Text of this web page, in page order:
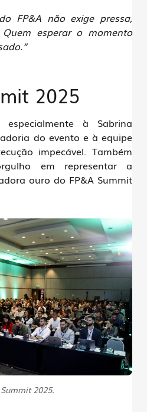
FP&A não exige pressa,
esperar o momento
2025
especialmente à Sabrina
do evento e à equipe
impecável. Também
em representar a
ouro do FP&A Summit
2025.